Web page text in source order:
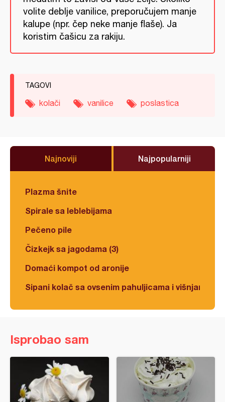
volite deblje vanilice, preporučujem manje
kalupe (npr. čep neke manje flaše). Ja
koristim čašicu za rakiju.
TAGOVI
kolači vanilice poslastica
Najnoviji Najpopularniji
Plazma šnite
Spirale sa leblebijama
Pečeno pile
Čizkejk sa jagodama (3)
Domaći kompot od aronije
Sipani kolač sa ovsenim pahuljicama i višnjama
Isprobao sam